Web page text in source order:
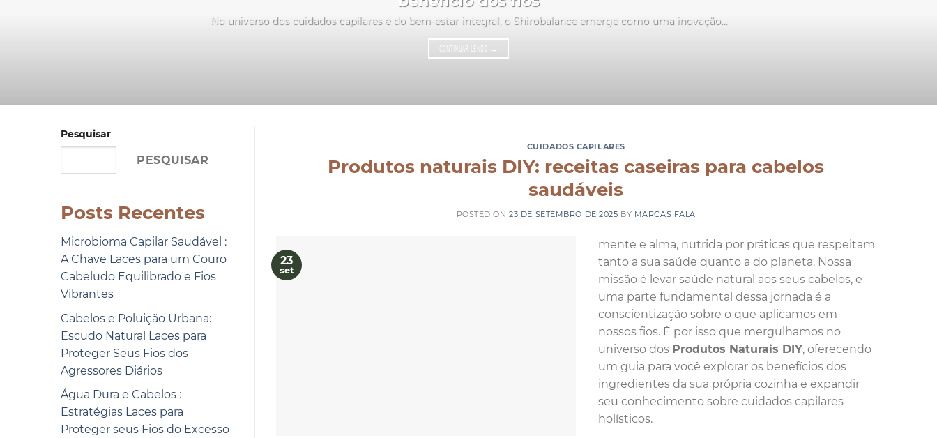
No universo dos cuidados capilares e do bem-estar integral, o Shirobalance emerge como uma inovação...
CONTINUAR LENDO →
Pesquisar
PESQUISAR
Posts Recentes
Microbioma Capilar Saudável :
A Chave Laces para um Couro
Cabeludo Equilibrado e Fios
Vibrantes
Cabelos e Poluição Urbana:
Escudo Natural Laces para
Proteger Seus Fios dos
Agressores Diários
Água Dura e Cabelos :
Estratégias Laces para
Proteger seus Fios do Excesso
CUIDADOS CAPILARES
Produtos naturais DIY: receitas caseiras para cabelos
saudáveis
POSTED ON23 DE SETEMBRO DE 2025 BY MARCAS FALA
23
set
mente e alma, nutrida por práticas que respeitam
tanto a sua saúde quanto a do planeta. Nossa
missão é levar saúde natural aos seus cabelos, e
uma parte fundamental dessa jornada é a
conscientização sobre o que aplicamos em
nossos fios. É por isso que mergulhamos no
universo dos Produtos Naturais DIY, oferecendo
um guia para você explorar os benefícios dos
ingredientes da sua própria cozinha e expandir
seu conhecimento sobre cuidados capilares
holísticos.